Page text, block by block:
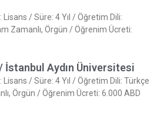
Lisans / Süre: 4 Yıl / Öğretim Dili:
Zamanlı, Örgün / Öğrenim Ücreti:
İstanbul Aydın Üniversitesi
Lisans / Süre: 4 Yıl / Öğretim Dili: Türkçe
Örgün / Öğrenim Ücreti: 6.000 ABD